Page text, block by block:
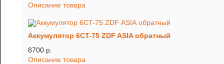
Описание товара
Аккумулятор 6CT-75 ZDF ASIA обратный
8700 p.
Описание товара